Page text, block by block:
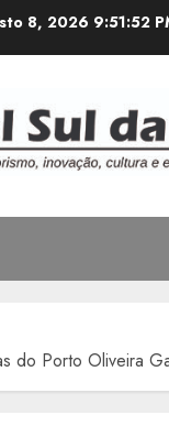
8, 2026 9:51:54
do Porto Oliveira